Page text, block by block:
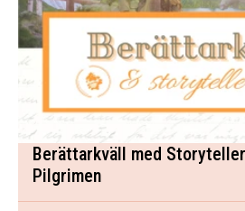
Berättarkväll med
Pilgrimen